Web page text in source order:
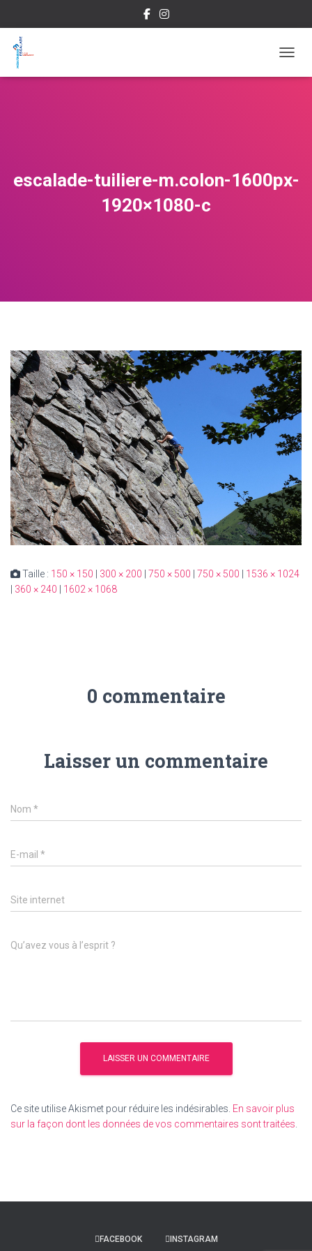
escalade-tuiliere-m.colon-1600px-
1920×1080-c
Taille : 150 × 150 300 × 200 750 × 500 750 × 500
1536 × 1024
360 × 240 1602 × 1068
0 commentaire
Laisser un commentaire
Nom *
E-mail *
Site internet
Qu’avez vous à l’esprit ?
Ce site utilise Akismet pour réduire les indésirables. En savoir plus
sur la façon dont les données de vos commentaires sont traitées
FACEBOOK INSTAGRAM